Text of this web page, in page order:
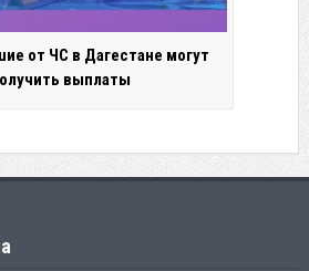
от ЧС в Дагестане могут
выплаты